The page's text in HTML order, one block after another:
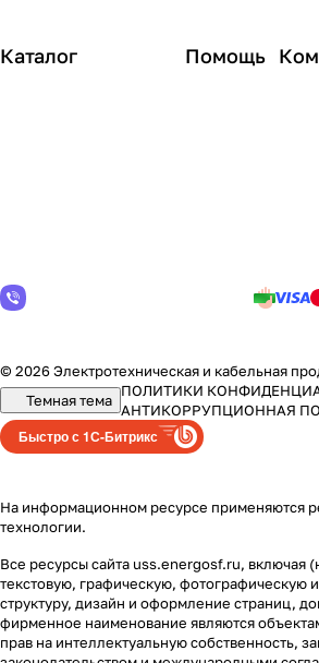
Каталог Помощь
© 2026 Электротехническая и кабельная
Темная тема
ПОЛИТИКИ
АНТИКОРРУПЦИОННАЯ
Быстро с 1С-Битрикс
На информационном ресурсе применяются
технологии.
Все ресурсы сайта uss.energosf.ru, включая
текстовую, графическую, фотографическую
структуру, дизайн и оформление страниц,
фирменное наименование являются
прав на интеллектуальную собственность,